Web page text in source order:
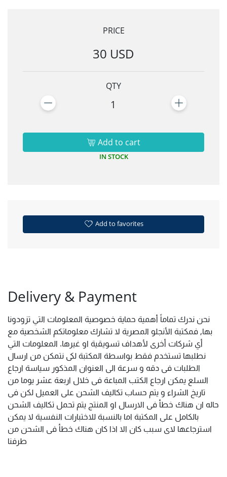
PRICE
30 USD
QTY
1
Add to cart
IN STOCK
Add to favorites
Delivery & Payment
نحن ندرك تماماً أهمية حماية خصوصية المعلومات التي تزودونا
بها, فمكتبة الأنجلو المصرية لا تشارك معلوماتكم الشخصية مع
أي شركات أخرى لأهداف تسويقية او غيرها. المعلومات التي
نطلبها تستخدم فقط بواسطة المكتبة لكى نتمكن من ارسال
الطلبات فى دقه و سرعة الى العنوان المذكور سياسة ارجاع
السلع يمكن ارجاع الكتب المباعة فى خلال اربعة عشر يوما من
تاريخ الشراء و يتم حساب تكاليف الشحن على العميل لكن فى
حاله ان هناك خطأ فى الارسال او المنتج يتم تحمل تكاليف الشحن
بالكامل على المكتبة اما بالنسبة للاختبارات النفسية لا يمكن
استرجاعها لاى سبب كان الا اذا كان هناك خطأ فى الشحن من
طرفنا